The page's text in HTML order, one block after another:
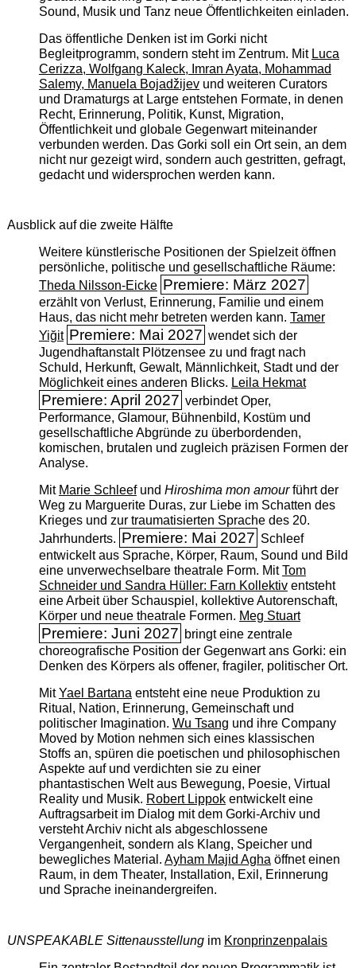
Sound, Musik und Tanz neue Öffentlichkeiten einladen.
Das öffentliche Denken ist im Gorki nicht
Begleitprogramm, sondern steht im Zentrum. Mit Luca
Cerizza, Wolfgang Kaleck, Imran Ayata, Mohammad
Salemy, Manuela Bojadžijevund weiteren Curators
und Dramaturgs at Large entstehen Formate, in denen
Recht, Erinnerung, Politik, Kunst, Migration,
Öffentlichkeit und globale Gegenwart miteinander
verbunden werden. Das Gorki soll ein Ort sein, an dem
nicht nur gezeigt wird, sondern auch gestritten, gefragt,
gedacht und widersprochen werden kann.
Ausblick auf die zweite Hälfte
Weitere künstlerische Positionen der Spielzeit öffnen
persönliche, politische und gesellschaftliche Räume:
Theda Nilsson-Eicke Premiere: März 2027
erzählt von Verlust, Erinnerung, Familie und einem
Haus, das nicht mehr betreten werden kann. Tamer
Yiğit Premiere: Mai 2027 wendet sich der
Jugendhaftanstalt Plötzensee zu und fragt nach
Schuld, Herkunft, Gewalt, Männlichkeit, Stadt und der
Möglichkeit eines anderen Blicks. Leila Hekmat
Premiere: April 2027 verbindet Oper,
Performance, Glamour, Bühnenbild, Kostüm und
gesellschaftliche Abgründe zu überbordenden,
komischen, brutalen und zugleich präzisen Formen der
Analyse.
Mit Marie Schleefund Hiroshima mon amourführt der
Weg zu Marguerite Duras, zur Liebe im Schatten des
Krieges und zur traumatisierten Sprache des 20.
Jahrhunderts. Premiere: Mai 2027 Schleef
entwickelt aus Sprache, Körper, Raum, Sound und Bild
eine unverwechselbare theatrale Form. MitTom
Schneider und Sandra Hüller: Farn Kollektiventsteht
eine Arbeit über Schauspiel, kollektive Autorenschaft,
Körper und neue theatrale Formen. Meg Stuart
Premiere: Juni 2027 bringt eine zentrale
choreografische Position der Gegenwart ans Gorki: ein
Denken des Körpers als offener, fragiler, politischer Ort.
MitYael Bartanaentsteht eine neue Produktion zu
Ritual, Nation, Erinnerung, Gemeinschaft und
politischer Imagination. Wu Tsang und ihre Company
Moved by Motion nehmen sich eines klassischen
Stoffs an, spüren die poetischen und philosophischen
Aspekte auf und verdichten sie zu einer
phantastischen Welt aus Bewegung, Poesie, Virtual
Reality und Musik. Robert Lippokentwickelt eine
Auftragsarbeit im Dialog mit dem Gorki-Archiv und
versteht Archiv nicht als abgeschlossene
Vergangenheit, sondern als Klang, Speicher und
bewegliches Material. Ayham Majid Aghaöffnet einen
Raum, in dem Theater, Installation, Exil, Erinnerung
und Sprache ineinandergreifen.
UNSPEAKABLE Sittenausstellungim Kronprinzenpalais